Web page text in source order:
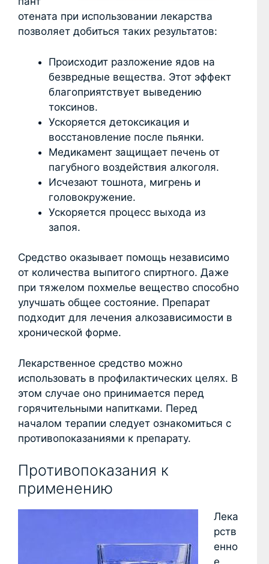
отената при использовании лекарства
позволяет добиться таких результатов:
Происходит разложение ядов на
безвредные вещества. Этот эффект
благоприятствует выведению
токсинов.
Ускоряется детоксикация и
восстановление после пьянки.
Медикамент защищает печень от
пагубного воздействия алкоголя.
Исчезают тошнота, мигрень и
головокружение.
Ускоряется процесс выхода из
запоя.
Средство оказывает помощь независимо
от количества выпитого спиртного. Даже
при тяжелом похмелье вещество способно
улучшать общее состояние. Препарат
подходит для лечения алкозависимости в
хронической форме.
Лекарственное средство можно
использовать в профилактических целях. В
этом случае оно принимается перед
горячительными напитками. Перед
началом терапии следует ознакомиться с
противопоказаниями к препарату.
Противопоказания к
применению
Лека
рств
енно